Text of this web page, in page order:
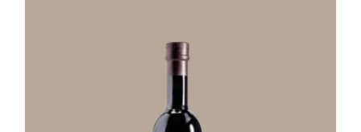
Optionen
können
Produktseite